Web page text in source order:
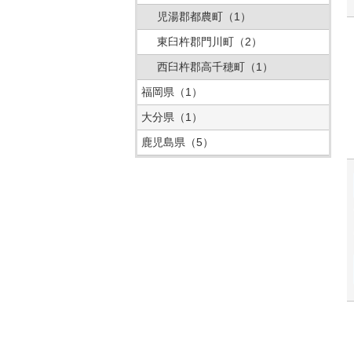
児湯郡都農町 （1）
東臼杵郡門川町 （2）
西臼杵郡高千穂町 （1）
福岡県 （1）
大分県 （1）
鹿児島県 （5）